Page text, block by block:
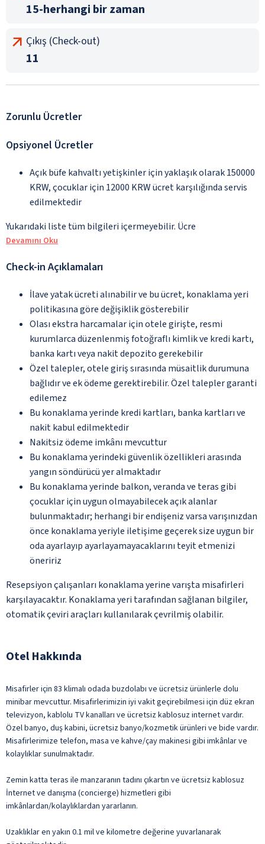
15-herhangi bir zaman
Çıkış (Check-out)
11
Zorunlu Ücretler
Opsiyonel Ücretler
Açık büfe kahvaltı yetişkinler için yaklaşık olarak 150000
KRW, çocuklar için 12000 KRW ücret karşılığında servis
edilmektedir
Yukarıdaki liste tüm bilgileri içermeyebilir. Ücre
Devamını Oku
Check-in Açıklamaları
İlave yatak ücreti alınabilir ve bu ücret, konaklama yeri
politikasına göre değişiklik gösterebilir
Olası ekstra harcamalar için otele girişte, resmi
kurumlarca düzenlenmiş fotoğraflı kimlik ve kredi kartı,
banka kartı veya nakit depozito gerekebilir
Özel talepler, otele giriş sırasında müsaitlik durumuna
bağlıdır ve ek ödeme gerektirebilir. Özel talepler garanti
edilemez
Bu konaklama yerinde kredi kartları, banka kartları ve
nakit kabul edilmektedir
Nakitsiz ödeme imkânı mevcuttur
Bu konaklama yerindeki güvenlik özellikleri arasında
yangın söndürücü yer almaktadır
Bu konaklama yerinde balkon, veranda ve teras gibi
çocuklar için uygun olmayabilecek açık alanlar
bulunmaktadır; herhangi bir endişeniz varsa varışınızdan
önce konaklama yeriyle iletişime geçerek size uygun bir
oda ayarlayıp ayarlayamayacaklarını teyit etmenizi
öneririz
Resepsiyon çalışanları konaklama yerine varışta misafirleri
karşılayacaktır. Konaklama yeri tarafından sağlanan bilgiler,
otomatik çeviri araçları kullanılarak çevrilmiş olabilir.
Otel Hakkında
Misafirler için 83 klimalı odada buzdolabı ve ücretsiz ürünlerle dolu
minibar mevcuttur. Misafirlerimizin iyi vakit geçirebilmesi için düz ekran
televizyon, kablolu TV kanalları ve ücretsiz kablosuz internet vardır.
Özel banyo, duş kabini, ücretsiz banyo/kozmetik ürünleri ve bide vardır.
Misafirlerimize telefon, masa ve kahve/çay makinesi gibi imkânlar ve
kolaylıklar sunulmaktadır.
Zemin katta teras ile manzaranın tadını çıkartın ve ücretsiz kablosuz
İnternet ve danışma (concierge) hizmetleri gibi
imkânlardan/kolaylıklardan yararlanın.
Uzaklıklar en yakın 0.1 mil ve kilometre değerine yuvarlanarak